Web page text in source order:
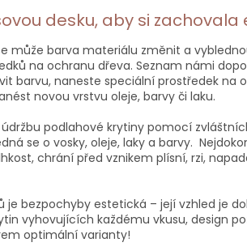
desku, aby si zachovala
může barva materiálu změnit a
na ochranu dřeva. Seznam námi
barvu, naneste speciální prostředek na
novou vrstvu oleje, barvy či laku.
podlahové krytiny pomocí
se o vosky, oleje, laky a barvy.
chrání před vznikem plísní, rzi,
je bezpochyby estetická – její vzhled je
vyhovujících každému vkusu, design
optimální varianty!